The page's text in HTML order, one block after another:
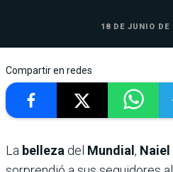
18 DE JUNIO DE
Compartir en redes
La belleza del Mundial,